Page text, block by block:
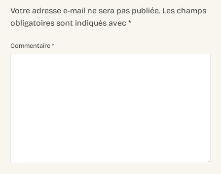
Votre adresse e-mail ne sera pas publiée. Les champs
obligatoires sont indiqués avec*
Commentaire*